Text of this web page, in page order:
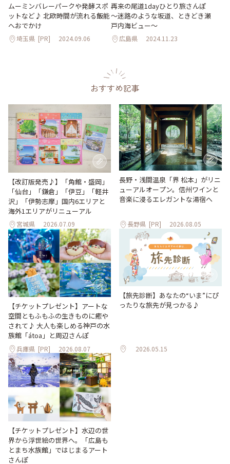
ムーミンバレーパークや発酵スポ
ットなど♪ 北欧時間が流れる飯能
へおでかけ
埼玉県 [PR] 2024.09.06
再来の尾道1dayひとり旅さんぽ
～迷路のような坂道、ときどき瀬
戸内海ビュー～
広島県 2024.11.23
おすすめ記事
【改訂版発売♪】「角館・盛岡」
「仙台」「鎌倉」「伊豆」「軽井
沢」「伊勢志摩」国内6エリアと
海外1エリアがリニューアル
宮城県 2026.07.09
長野・浅間温泉「界 松本」がリニ
ューアルオープン。信州ワインと
音楽に浸るエレガントな湯宿へ
長野県 [PR] 2026.08.05
【チケットプレゼント】アートな
空間ともふもふの生きものに癒や
されて♪ 大人も楽しめる神戸の水
族館「átoa」と周辺さんぽ
兵庫県 [PR] 2026.08.07
【旅先診断】あなたの“いま”にぴ
ったりな旅先が見つかる♪
2026.05.15
【チケットプレゼント】水辺の世
界から浮世絵の世界へ。「広島も
とまち水族館」ではじまるアート
さんぽ